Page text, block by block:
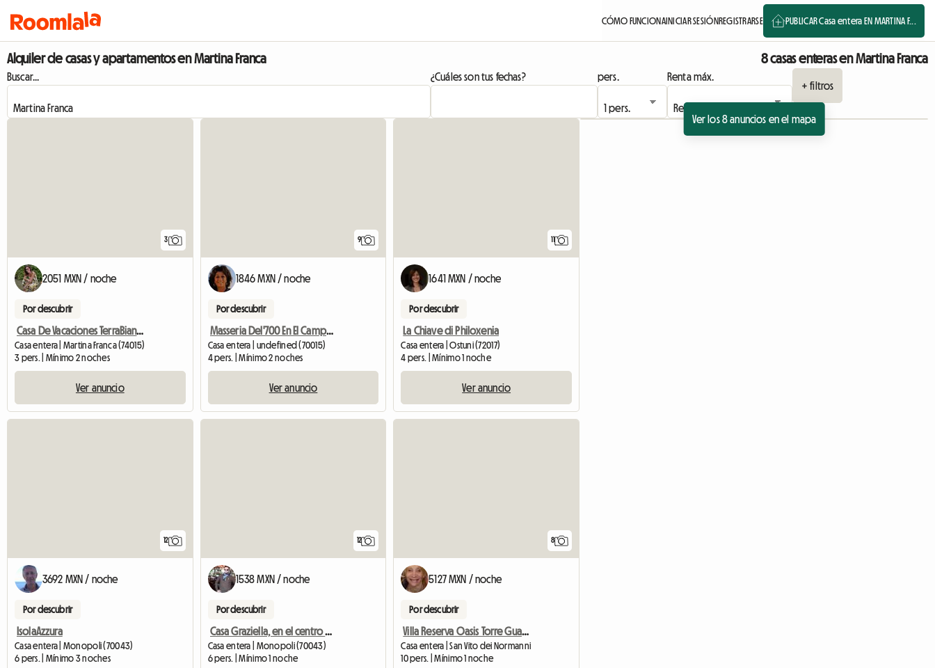
CÓMO FUNCIONAINICIAR SESIÓNREGISTRARSE PUBLICAR Casa entera EN MARTINA F...
Alquiler de casas y apartamentos en Martina Franca 8 casas enteras en Martina Franca
Buscar... ¿Cuáles son tus fechas? pers.
Renta máx.
+ filtros
Ver los 8 anuncios en el mapa
3
2051 MXN / noche
Por descubrir
Casa De Vacaciones TerraBianca
Casa entera | Martina Franca (74015)
3 pers. | Mínimo 2 noches
Ver anuncio
9
1846 MXN / noche
Por descubrir
Masseria Del'700 En El Campo De Apulia, Dependencia
Casa entera | undefined (70015)
4 pers. | Mínimo 2 noches
Ver anuncio
11
1641 MXN / noche
Por descubrir
La Chiave di Philoxenia
Casa entera | Ostuni (72017)
4 pers. | Mínimo 1 noche
Ver anuncio
12
3692 MXN / noche
Por descubrir
IsolaAzzura
Casa entera | Monopoli (70043)
6 pers. | Mínimo 3 noches
12
1538 MXN / noche
Por descubrir
Casa Graziella, en el centro de Monopoli
Casa entera | Monopoli (70043)
6 pers. | Mínimo 1 noche
8
5127 MXN / noche
Por descubrir
Villa Reserva Oasis Torre Guaceto Mare Ostuni Ialie
Casa entera | San Vito dei Normanni
10 pers. | Mínimo 1 noche